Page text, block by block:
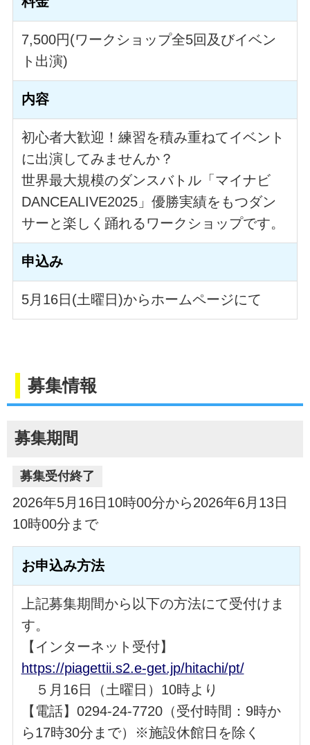
7,500円(ワークショップ全5回及びイベン
ト出演)
内容
初心者大歓迎！練習を積み重ねてイベント
に出演してみませんか？
世界最大規模のダンスバトル「マイナビ
DANCEALIVE2025」優勝実績をもつダン
サーと楽しく踊れるワークショップです。
申込み
5月16日(土曜日)からホームページにて
募集情報
募集期間
募集受付終了
2026年5月16日10時00分から2026年6月13日
10時00分まで
お申込み方法
上記募集期間から以下の方法にて受付けま
す。
【インターネット受付】
https://piagettii.s2.e-get.jp/hitachi/pt/
５月16日（土曜日）10時より
【電話】0294-24-7720（受付時間：9時か
ら17時30分まで）※施設休館日を除く